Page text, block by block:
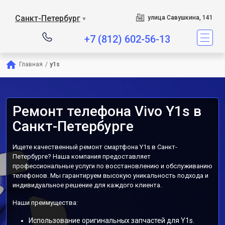
Санкт-Петербург ▼ улица Савушкина, 141
+7 (812) 602-56-13
Главная / y1s
Ремонт телефона Vivo Y1s в
Санкт-Петербурге
Ищете качественный ремонт смартфона Y1s в Санкт-
Петербурге? Наша компания предоставляет
профессиональные услуги по восстановлению и обслуживанию
телефонов. Мы гарантируем высокую уникальность подхода и
индивидуальное решение для каждого клиента.
Наши преимущества:
Использование оригинальных запчастей для Y1s.